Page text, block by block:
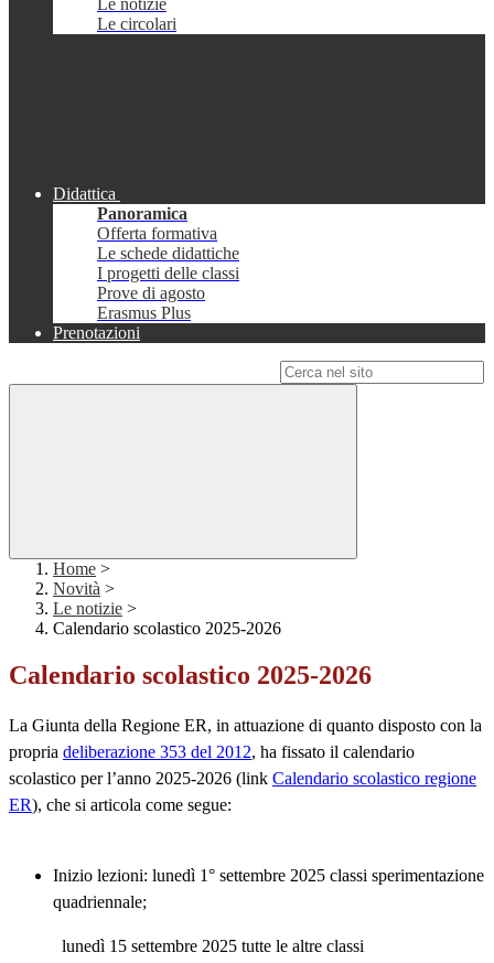
Le notizie
Le circolari
Didattica
Panoramica
Offerta formativa
Le schede didattiche
I progetti delle classi
Prove di agosto
Erasmus Plus
Prenotazioni
Home >
Novità >
Le notizie >
Calendario scolastico 2025-2026
Calendario scolastico 2025-2026
La Giunta della Regione ER, in attuazione di quanto disposto con la
propria deliberazione 353 del 2012, ha fissato il calendario
scolastico per l’anno 2025-2026 (link Calendario scolastico regione
ER), che si articola come segue:
Inizio lezioni: lunedì 1° settembre 2025 classi sperimentazione
quadriennale;
lunedì 15 settembre 2025​ tutte le altre classi